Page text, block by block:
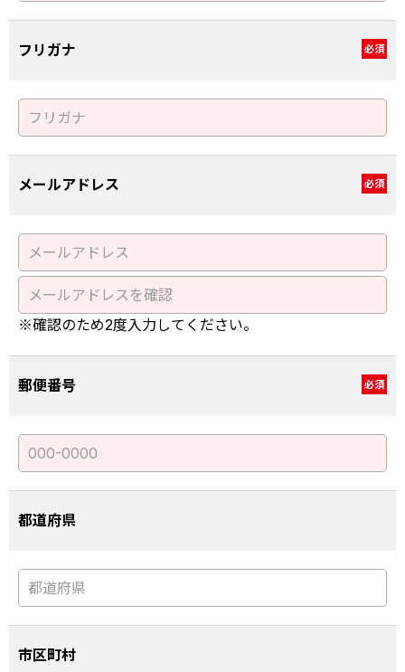
フリガナ 必須
メールアドレス 必須
※確認のため2度入力してください。
郵便番号 必須
都道府県
市区町村